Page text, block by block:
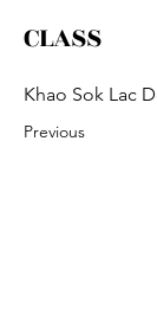
CLASS
Khao Sok Lac
Previous